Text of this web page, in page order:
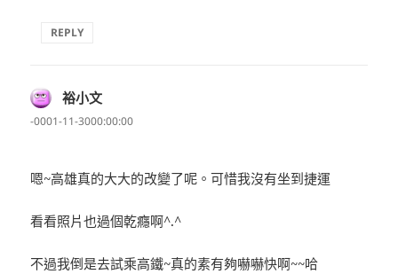
REPLY
裕小文
示:
-0001-11-3000:00:00
嗯~高雄真的大大的改變了呢。可惜我沒有坐到捷運
看看照片也過個乾癮啊^.^
不過我倒是去試乘高鐵~真的素有夠嚇嚇快啊~~哈